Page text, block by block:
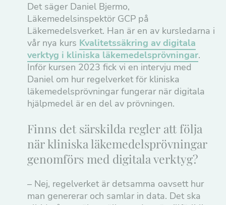
Det säger Daniel Bjermo,
Läkemedelsinspektör GCP på
Läkemedelsverket. Han är en av kursledarna i
vår nya kurs Kvalitetssäkring av digitala
verktyg i kliniska läkemedelsprövningar.
Inför kursen 2023 fick vi en intervju med
Daniel om hur regelverket för kliniska
läkemedelsprövningar fungerar när digitala
hjälpmedel är en del av prövningen.
Finns det särskilda regler att följa
när kliniska läkemedelsprövningar
genomförs med digitala verktyg?
– Nej, regelverket är detsamma oavsett hur
man genererar och samlar in data. Det ska